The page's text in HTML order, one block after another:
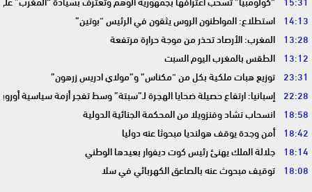
14:13 استطلاع: المواطنون الروس يثقون في الرئيس “بوتين”
13:28 المغرب: الأرصاد تحذر من موجة حرارة مرتفعة
13:12 الطقس بالمغرب اليوم السبت
23:31 توزيع هبات ملكية بكل من “مكناس” و”مولاي ادريس زرهون”
22:28 إسبانيا: ارتفاع حصيلة ضحايا الهجرة لـ”سبتة” وسط تفجر أزمة سياسية
18:58 انسحاب تشاد وفنزويلا من المحكمة الجنائية الدولية
18:42 أمن وجدة يوقف هولنديا مبحوثا عنه دوليا
18:14 جلالة الملك يهنئ رئيس كوت ديفوار بعيدها الوطني
18:08 توقيف مبحوث عنه بالصاعق الكهربائي في سلا